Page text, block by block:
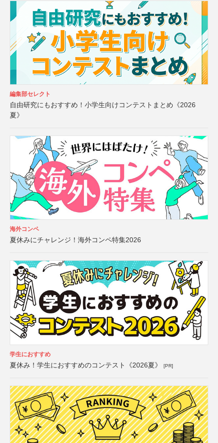
編集部セレクト
自由研究にもおすすめ！小学生向けコンテストまとめ《2026
夏》
海外コンペ
夏休みにチャレンジ！海外コンペ特集2026
学生におすすめ
夏休み！学生におすすめのコンテスト《2026夏》 [PR]